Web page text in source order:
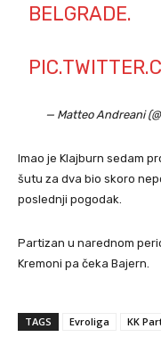
BELGRADE.
— Matteo Andreani
Imao je Klajburn sedam
šutu za dva bio skoro
poslednji pogodak.
Partizan u narednom
Kremoni pa čeka Bajern.
TAGS Evroliga KK